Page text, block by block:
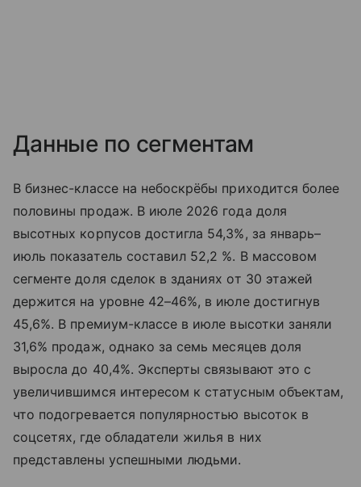
Данные по сегментам
В бизнес-классе на небоскрёбы приходится более
половины продаж. В июле 2026 года доля
высотных корпусов достигла 54,3%, за январь–
июль показатель составил 52,2 %. В массовом
сегменте доля сделок в зданиях от 30 этажей
держится на уровне 42–46%, в июле достигнув
45,6%. В премиум-классе в июле высотки заняли
31,6% продаж, однако за семь месяцев доля
выросла до 40,4%. Эксперты связывают это с
увеличившимся интересом к статусным объектам,
что подогревается популярностью высоток в
соцсетях, где обладатели жилья в них
представлены успешными людьми.